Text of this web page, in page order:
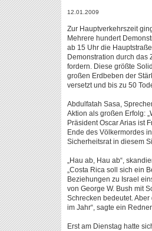
12.01.2009
Zur Hauptverkehrszeit
Mehrere hundert
ab 15 Uhr die
Demonstration durch das
fordern. Diese größte
großen Erdbeben der
versetzt und bis zu 50
Abdulfatah Sasa,
Aktion als großen Erfolg:
Präsident Oscar Arias ist
Ende des Völkermordes
Sicherheitsrat in diesem
„Hau ab, Hau ab“,
„Costa Rica soll sich ein
Beziehungen zu Israel
von George W. Bush mit
Schrecken bedeutet.
im Jahr“, sagte ein
Erst am Dienstag hatte